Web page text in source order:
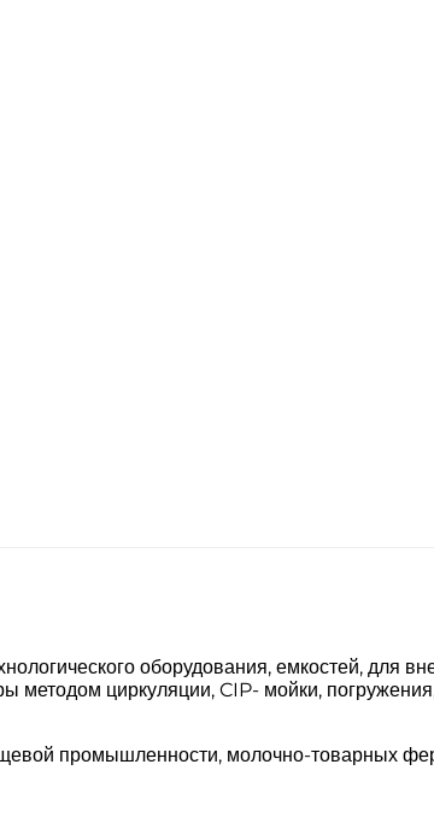
оборудования, емкостей, для
методом циркуляции, CIP- мойки,
промышленности, молочно-товарных